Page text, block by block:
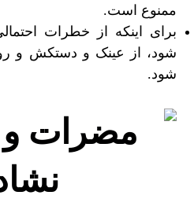
ممنوع است.
برای اینکه از خطرات
شود، از عینک و دستکش و
شود.